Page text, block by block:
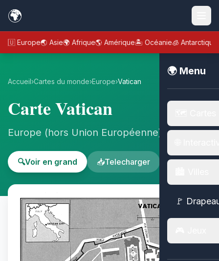
🌍
🇪🇺 Europe🌏 Asie🌍 Afrique🌎 Amérique🏝️ Océanie🧊 Antarctique
🌍 Menu
🚩
Accueil›Cartes du monde›Europe›Vatican
Carte Vatican
Europe (hors Union Européenne) - Europe
🔍Voir en grand 📥Telecharger